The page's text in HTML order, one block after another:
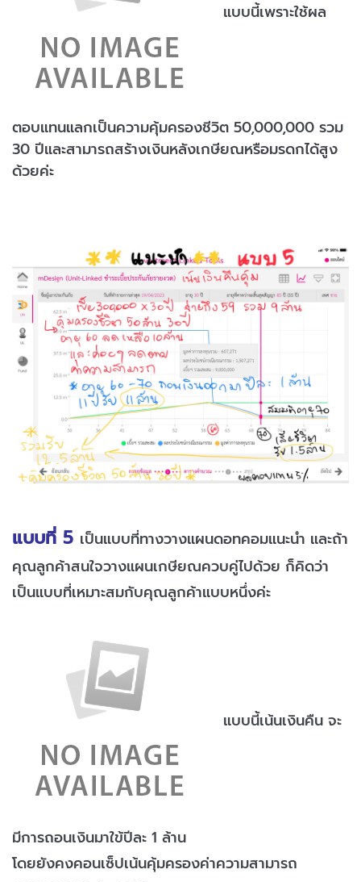
แบบนี้เพราะใช้ผล
ตอบแทนแลกเป็นความคุ้มครองชีวิต 50,000,000 รวม
30 ปีและสามารถสร้างเงินหลังเกษียณหรือมรดกได้สูง
ด้วยค่ะ
แบบที่ 5 เป็นแบบที่ทางวางแผนดอทคอมแนะนำ และถ้า
คุณลูกค้าสนใจวางแผนเกษียณควบคู่ไปด้วย ก็คิดว่า
เป็นแบบที่เหมาะสมกับคุณลูกค้าแบบหนึ่งค่ะ
แบบนี้เน้นเงินคืน จะ
มีการถอนเงินมาใข้ปีละ 1 ล้าน
โดยยังคงคอนเซ็ปเน้นคุ้มครองค่าความสามารถ